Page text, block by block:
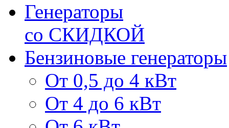
Генераторы
со СКИДКОЙ
Бензиновые генераторы
От 0,5 до 4 кВт
От 4 до 6 кВт